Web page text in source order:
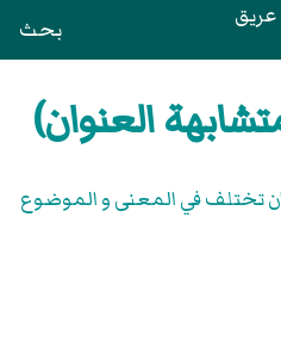
عريق بحث
العنوان)
تختلف في المعنى و الموضوع